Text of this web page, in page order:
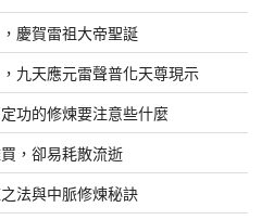
慶賀雷祖大帝聖誕
九天應元雷聲普化天尊現示
功的修煉要注意些什麼
，卻易耗散流逝
法與中脈修煉秘訣